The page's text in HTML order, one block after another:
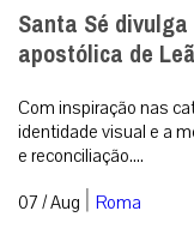
Santa Sé
apostólica de
Com inspiração nas
identidade visual e a
e reconciliação....
07 / Aug | Roma